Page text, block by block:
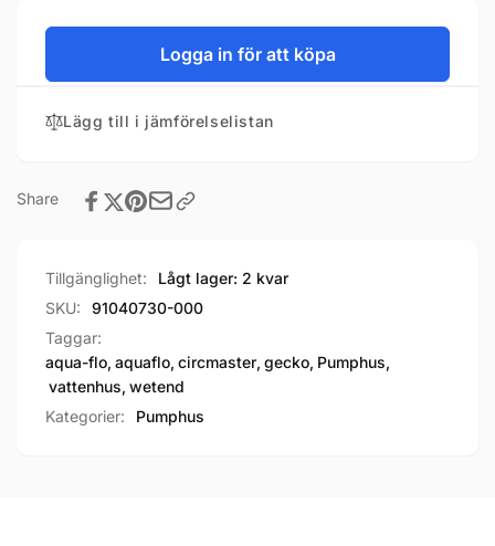
Logga in för att köpa
Lägg till i jämförelselistan
Share
Tillgänglighet:
Lågt lager: 2 kvar
SKU:
91040730-000
Taggar:
aqua-flo, aquaflo, circmaster, gecko, Pumphus,
vattenhus, wetend
Kategorier:
Pumphus